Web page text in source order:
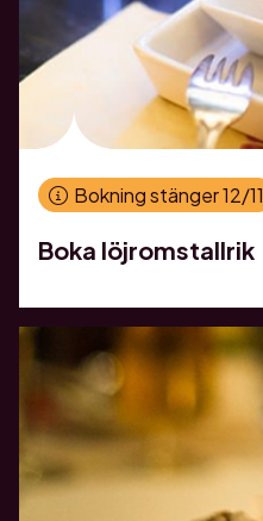
Bokning stänger 12/11
Boka löjromstallrik